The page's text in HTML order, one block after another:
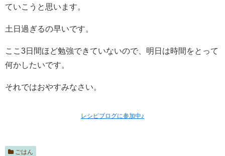
ていこうと思います。
土日過ぎるの早いです。
ここ3日間ほど勉強できていないので、明日は時間をとって
何かしたいです。
それではおやすみなさい。
レシピブログに参加中♪
ごはん